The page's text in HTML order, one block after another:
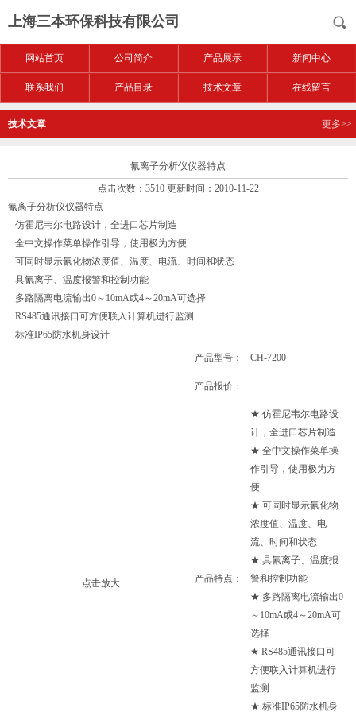
上海三本环保科技有限公司
网站首页 公司简介 产品展示 新闻中心
联系我们 产品目录 技术文章 在线留言
技术文章 更多>>
氰离子分析仪仪器特点
点击次数：3510 更新时间：2010-11-22
氰离子分析仪仪器特点
仿霍尼韦尔电路设计，全进口芯片制造
全中文操作菜单操作引导，使用极为方便
可同时显示氰化物浓度值、温度、电流、时间和状态
具氰离子、温度报警和控制功能
多路隔离电流输出0～10mA或4～20mA可选择
RS485通讯接口可方便联入计算机进行监测
标准IP65防水机身设计
点击放大
产品型号： CH-7200
产品报价：
产品特点：
★ 仿霍尼韦尔电路设
计，全进口芯片制造
★ 全中文操作菜单操
作引导，使用极为方
便
★ 可同时显示氰化物
浓度值、温度、电
流、时间和状态
★ 具氰离子、温度报
警和控制功能
★ 多路隔离电流输出0
～10mA或4～20mA可
选择
★ RS485通讯接口可
方便联入计算机进行
监测
★ 标准IP65防水机身